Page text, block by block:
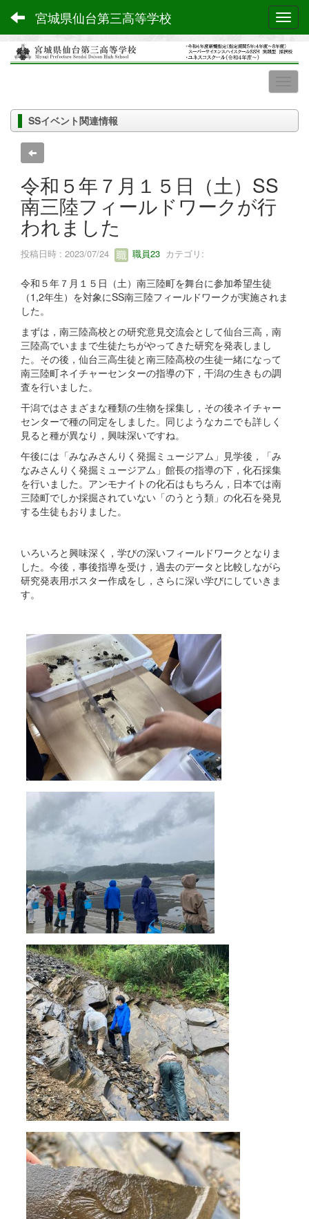
宮城県仙台第三高等学校
SSイベント関連情報
令和５年７月１５日（土）SS
南三陸フィールドワークが行
われました
投稿日時 : 2023/07/24 職員23 カテゴリ:
令和５年７月１５日（土）南三陸町を舞台に参加希望生徒
（1,2年生）を対象にSS南三陸フィールドワークが実施されま
した。
まずは，南三陸高校との研究意見交流会として仙台三高，南
三陸高でいままで生徒たちがやってきた研究を発表しまし
た。その後，仙台三高生徒と南三陸高校の生徒一緒になって
南三陸町ネイチャーセンターの指導の下，干潟の生きもの調
査を行いました。
干潟ではさまざまな種類の生物を採集し，その後ネイチャー
センターで種の同定をしました。同じようなカニでも詳しく
見ると種が異なり，興味深いですね。
午後には「みなみさんりく発掘ミュージアム」見学後，「み
なみさんりく発掘ミュージアム」館長の指導の下，化石採集
を行いました。アンモナイトの化石はもちろん，日本では南
三陸町でしか採掘されていない「のうとう類」の化石を発見
する生徒もおりました。
いろいろと興味深く，学びの深いフィールドワークとなりま
した。今後，事後指導を受け，過去のデータと比較しながら
研究発表用ポスター作成をし，さらに深い学びにしていきま
す。